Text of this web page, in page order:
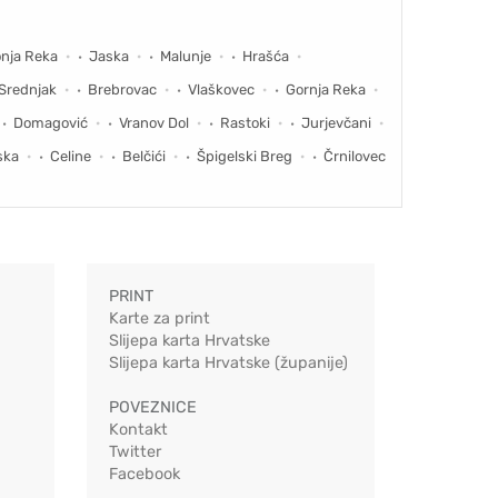
Reka Jaska Malunje
Hrašća
Brebrovac Vlaškovec
Gornja Reka
Domagović
Vranov Dol Rastoki
Jurjevčani
Celine Belčići Špigelski Breg Črnilovec
PRINT
Karte za print
Slijepa karta Hrvatske
Slijepa karta Hrvatske (županije)
POVEZNICE
Kontakt
Twitter
Facebook